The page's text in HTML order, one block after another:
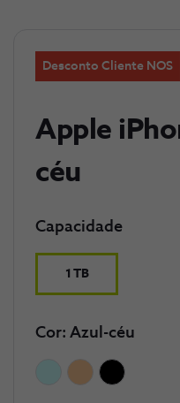
Desconto Cliente NOS
Apple
céu
Capacidade
1 TB
Cor: Azul-céu